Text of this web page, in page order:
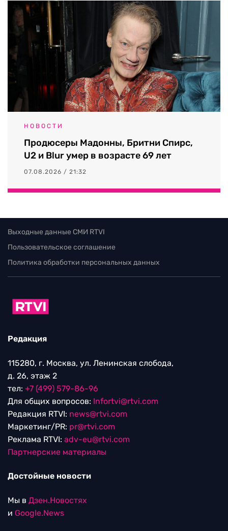
НОВОСТИ
Продюсеры Мадонны, Бритни Спирс,
U2 и Blur умер в возрасте 69 лет
07.08.2026 / 21:32
Выходные данные СМИ RTVI
Пользовательское соглашение
Политика обработки персональных данных
Редакция
115280, г. Москва, ул. Ленинская слобода,
д. 26, этаж 2
тел: +7 (499) 579-86-96
Для общих вопросов: Infortvi@rtvi.com
Редакция RTVI: news@rtvi.com
Маркетинг/PR: pr@rtvi.com
Реклама RTVI: adv-eu@rtvi.com
Партнерские материалы
Достойные новости
Мы в Дзен.Новостях
и Google.News